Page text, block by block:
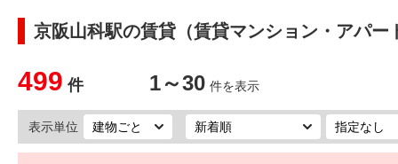
京阪山科駅の賃貸（賃貸マンション・アパー
499 件 1～30 件を表示
表示単位